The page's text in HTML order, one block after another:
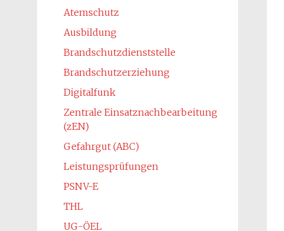
Atemschutz
Ausbildung
Brandschutzdienststelle
Brandschutzerziehung
Digitalfunk
Zentrale Einsatznachbearbeitung
(zEN)
Gefahrgut (ABC)
Leistungsprüfungen
PSNV-E
THL
UG-ÖEL